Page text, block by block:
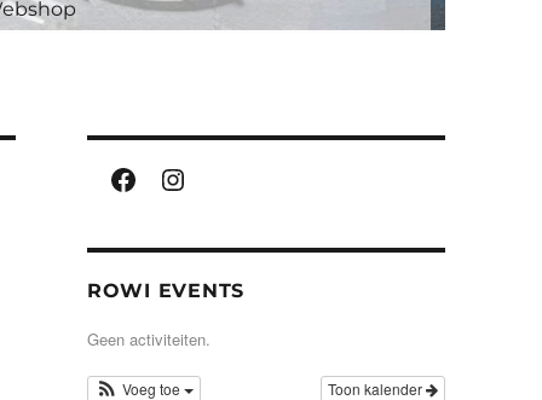
Facebook
Instagram
ROWI EVENTS
Geen activiteiten.
Toon kalender
Voeg toe